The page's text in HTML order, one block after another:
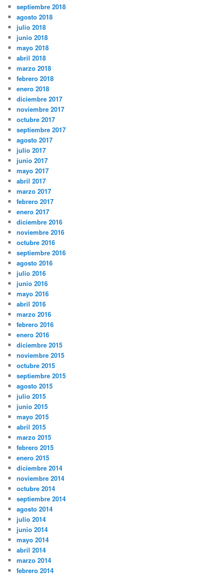
septiembre 2018
agosto 2018
julio 2018
junio 2018
mayo 2018
abril 2018
marzo 2018
febrero 2018
enero 2018
diciembre 2017
noviembre 2017
octubre 2017
septiembre 2017
agosto 2017
julio 2017
junio 2017
mayo 2017
abril 2017
marzo 2017
febrero 2017
enero 2017
diciembre 2016
noviembre 2016
octubre 2016
septiembre 2016
agosto 2016
julio 2016
junio 2016
mayo 2016
abril 2016
marzo 2016
febrero 2016
enero 2016
diciembre 2015
noviembre 2015
octubre 2015
septiembre 2015
agosto 2015
julio 2015
junio 2015
mayo 2015
abril 2015
marzo 2015
febrero 2015
enero 2015
diciembre 2014
noviembre 2014
octubre 2014
septiembre 2014
agosto 2014
julio 2014
junio 2014
mayo 2014
abril 2014
marzo 2014
febrero 2014